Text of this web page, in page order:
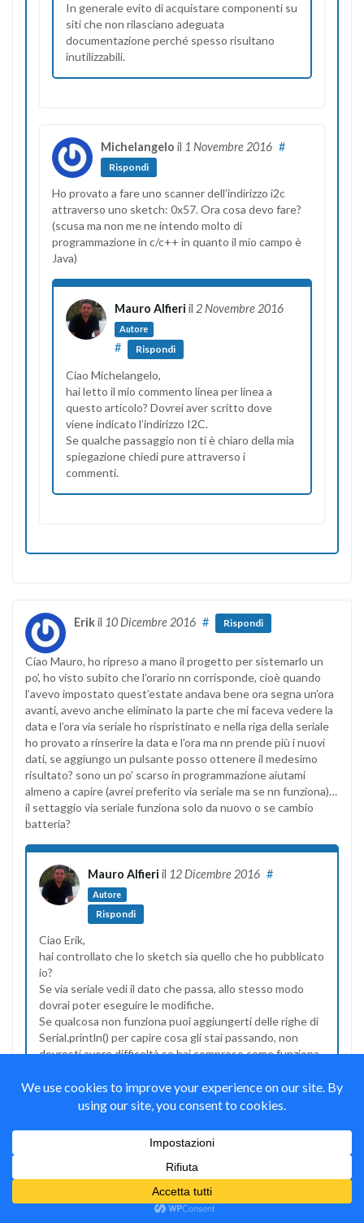
In generale evito di acquistare componenti su
siti che non rilasciano adeguata
documentazione perché spesso risultano
inutilizzabili.
Michelangelo il 1 Novembre 2016 #
Rispondi
Ho provato a fare uno scanner dell’indirizzo i2c
attraverso uno sketch: 0x57. Ora cosa devo fare?
(scusa ma non me ne intendo molto di
programmazione in c/c++ in quanto il mio campo è
Java)
Mauro Alfieri il 2 Novembre 2016
Autore
# Rispondi
Ciao Michelangelo,
hai letto il mio commento linea per linea a
questo articolo? Dovrei aver scritto dove
viene indicato l’indirizzo I2C.
Se qualche passaggio non ti è chiaro della mia
spiegazione chiedi pure attraverso i
commenti.
Erikil 10 Dicembre 2016 # Rispondi
Ciao Mauro, ho ripreso a mano il progetto per sistemarlo un
po’, ho visto subito che l’orario nn corrisponde, cioè quando
l’avevo impostato quest’estate andava bene ora segna un’ora
avanti, avevo anche eliminato la parte che mi faceva vedere la
data e l’ora via seriale ho rispristinato e nella riga della seriale
ho provato a rinserire la data e l’ora ma nn prende più i nuovi
dati, se aggiungo un pulsante posso ottenere il medesimo
risultato? sono un po’ scarso in programmazione aiutami
almeno a capire (avrei preferito via seriale ma se nn funziona)…
il settaggio via seriale funziona solo da nuovo o se cambio
batteria?
Mauro Alfieri il 12 Dicembre 2016
Autore
#
Rispondi
Ciao Erik,
hai controllato che lo sketch sia quello che ho pubblicato
io?
Se via seriale vedi il dato che passa, allo stesso modo
dovrai poter eseguire le modifiche.
Se qualcosa non funziona puoi aggiungerti delle righe di
Serial.println() per capire cosa gli stai passando, non
dovresti avere difficoltà se hai compreso come funziona
Erikil17 Dicembre 2016 # Rispondi
ciao, ne avevo provati diversi, perché ognuno mi
dava un problema, del tipo il tuo ma anche quello
più aggiornato che ho trovato il setserial mi da
errore sulla libreria schematic, allora avevo usato
timertc che dava un errore sulla parte del Time.h ho